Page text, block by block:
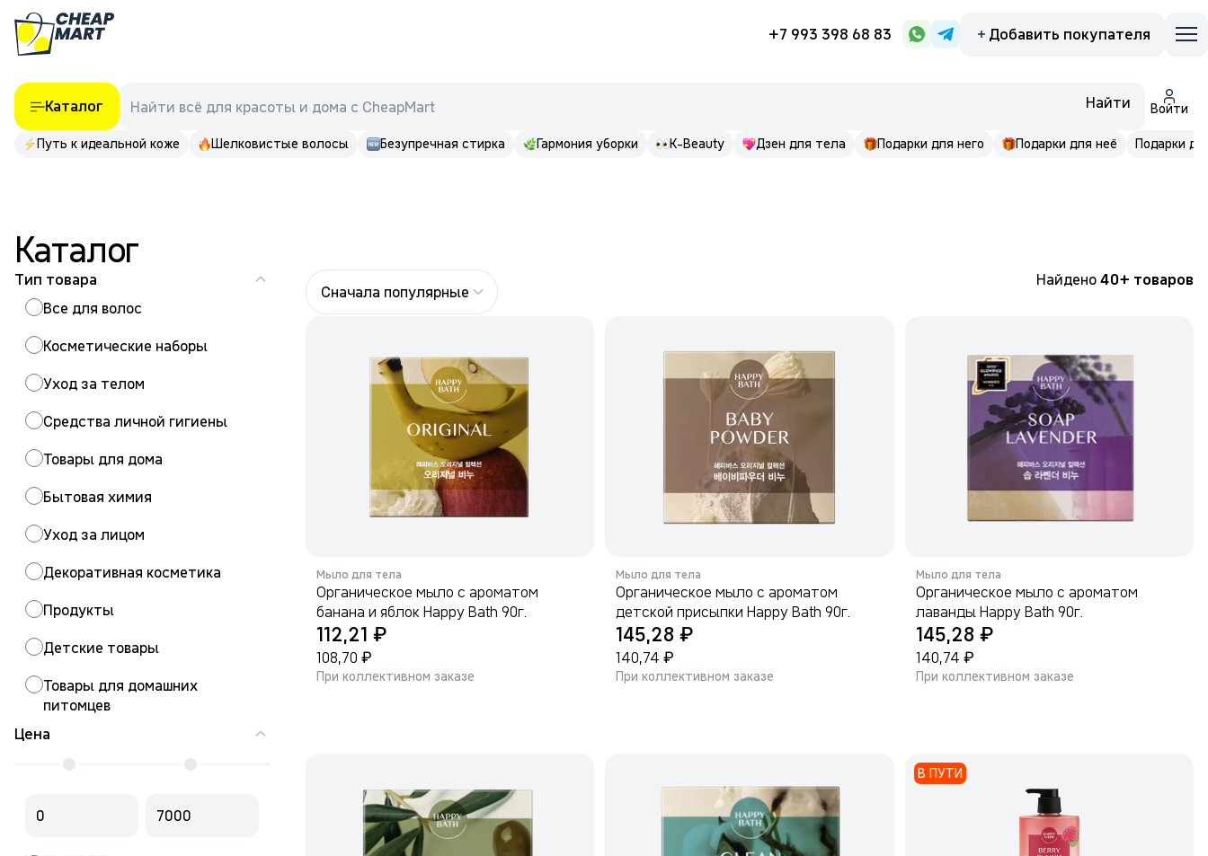
+7 993 398 68 83 Добавить покупателя
Каталог Найти всё для красоты и дома с CheapMart Найти Войти
Путь к идеальной коже Шелковистые волосы Безупречная стирка Гармония уборки K-Beauty Дзен для тела Подарки для него Подарки для неё Подарки до
Каталог
Тип товара
Все для волос
Косметические наборы
Уход за телом
Средства личной гигиены
Товары для дома
Бытовая химия
Уход за лицом
Декоративная косметика
Продукты
Детские товары
Товары для домашних
питомцев
Цена
Сначала популярные
Найдено 40+ товаров
Мыло для тела
Органическое мыло с ароматом
банана и яблок Happy Bath 90г.
112,21 ₽
108,70 ₽
При коллективном заказе
Мыло для тела
Органическое мыло с ароматом
детской присыпки Happy Bath 90г.
145,28₽
140,74₽
При коллективном заказе
Мыло для тела
Органическое мыло с ароматом
лаванды Happy Bath 90г.
145,28 ₽
140,74 ₽
При коллективном заказе
В ПУТИ